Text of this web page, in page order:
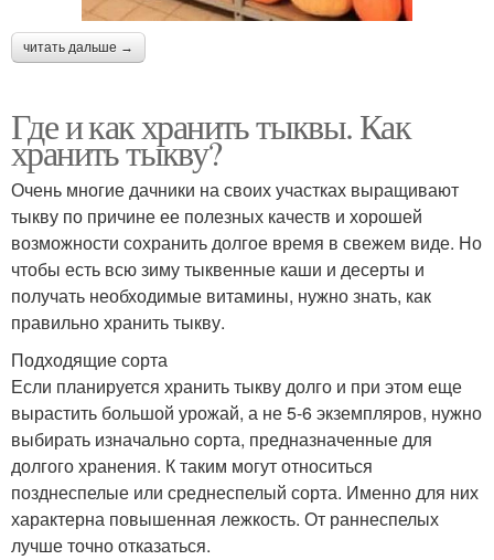
читать дальше →
Где и как хранить тыквы. Как
хранить тыкву?
Очень многие дачники на своих участках выращивают
тыкву по причине ее полезных качеств и хорошей
возможности сохранить долгое время в свежем виде. Но
чтобы есть всю зиму тыквенные каши и десерты и
получать необходимые витамины, нужно знать, как
правильно хранить тыкву.
Подходящие сорта
Если планируется хранить тыкву долго и при этом еще
вырастить большой урожай, а не 5-6 экземпляров, нужно
выбирать изначально сорта, предназначенные для
долгого хранения. К таким могут относиться
позднеспелые или среднеспелый сорта. Именно для них
характерна повышенная лежкость. От раннеспелых
лучше точно отказаться.